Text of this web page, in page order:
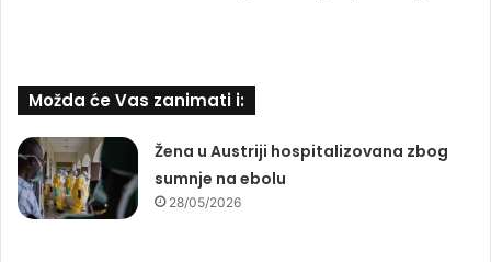
Možda će Vas zanimati i:
Žena u Austriji hospitalizovana zbog
sumnje na ebolu
28/05/2026